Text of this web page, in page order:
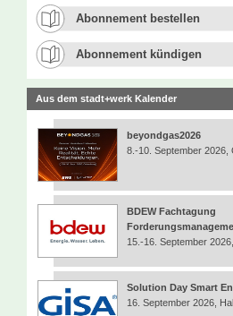
Abonnement bestellen
Abonnement kündigen
Aus dem stadt+werk Kalender
beyondgas2026
8.-10. September 2026,
BDEW Fachtagung
15.-16. September
Solution Day Smart
16. September 2026,